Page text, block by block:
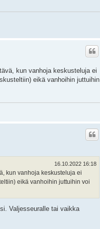
kun vanhoja keskusteluja ei
eikä vanhoihin juttuihin
16.10.2022 16:18
kun vanhoja keskusteluja ei
eikä vanhoihin juttuihin voi
Valjesseuralle tai vaikka